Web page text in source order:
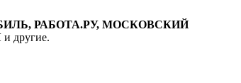
РАБОТА.РУ, МОСКОВСКИЙ
и другие.